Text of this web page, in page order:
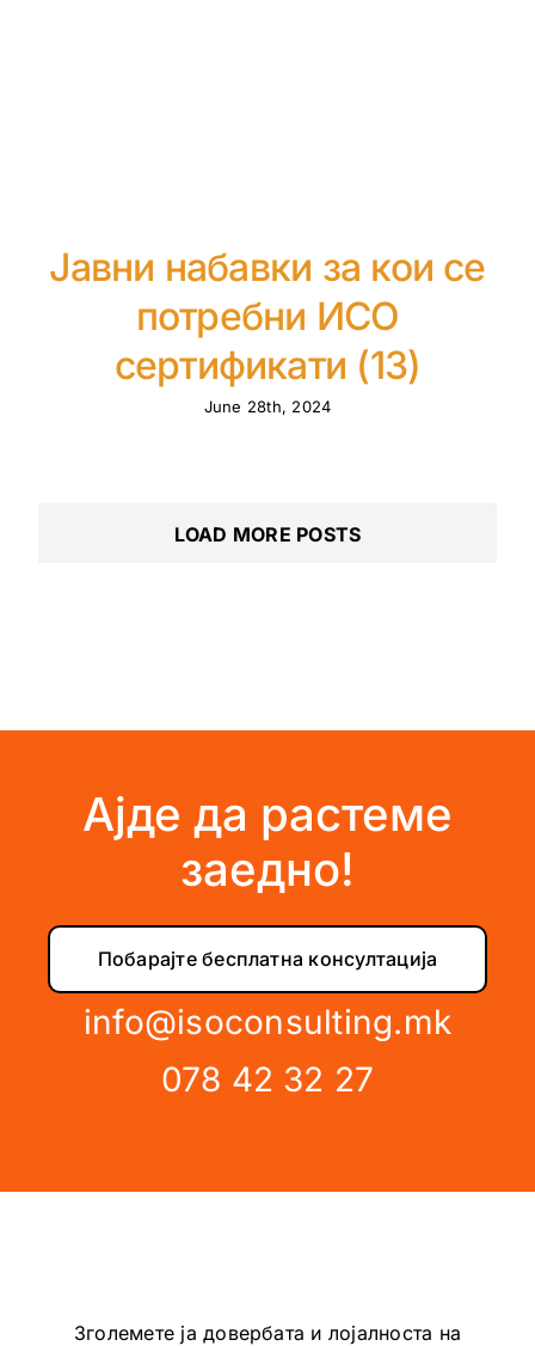
Јавни набавки за кои се
потребни ИСО
сертификати (13)
June 28th, 2024
LOAD MORE POSTS
Ајде да растеме
заедно!
Побарајте бесплатна консултација
info@isoconsulting.mk
078 42 32 27
Зголемете ја довербата и лојалноста на